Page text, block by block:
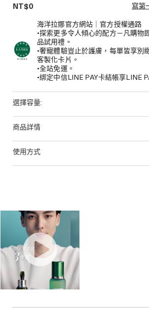
NT$0
寫第
海洋拉娜官方網站｜官方授權通路
•探索更多令人傾心的配方－凡購物
品試用禮。
•奢寵體驗豈止於護膚，每單皆享別
客製化卡片。
•全站免運。
•綁定中信LINE PAY卡結帳享LINE
選擇容量:
商品詳情
使用方式